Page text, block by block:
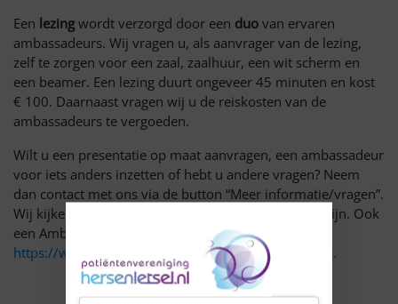
Een lezingwordt verzorgd door een duo van ervaren
ambassadeurs. Wij vragen u, als aanvrager van de lezing,
zelf te zorgen voor een zaal, zaalhuur, een wit scherm en
een beamer. Een lezing duurt ongeveer 45 minuten en kost
€ 100. Daarnaast vragen wij u de reiskosten van de
ambassadeurs te vergoeden.
Wilt u een presentatie op maat aanvragen, een ambassadeur
voor iets anders inzetten of hebt u andere vragen? Neem
dan contact met ons via de button “Meer informatie/vragen”.
Wij kijken dan samen met u wat de mogelijkheden zijn. Ook
een Ambassadeur uitnodigen? Klik op
https://www.hersenletsel.nl/dossiers/ambassadeurs.